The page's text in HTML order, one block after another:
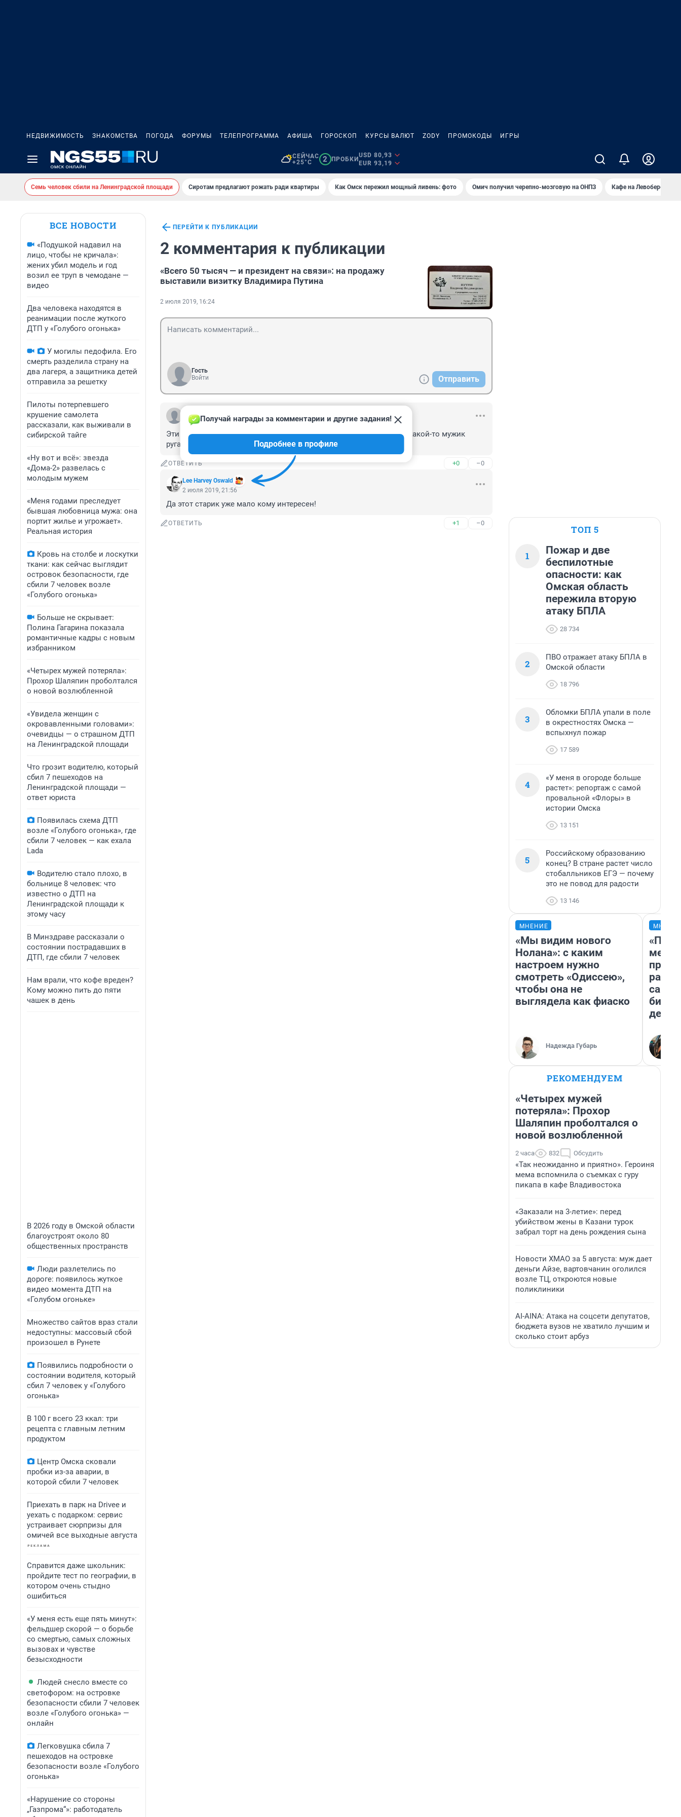
НЕДВИЖИМОСТЬ ЗНАКОМСТВА ПОГОДА ФОРУМЫ ТЕЛЕПРОГРАММА АФИША ГОРОСКОП КУРСЫ ВАЛЮТ ZODY ПРОМОКОДЫ ИГРЫ
СЕЙЧАС
+25°C
2 ПРОБКИ
USD 80,93
EUR 93,19
Семь человек сбили на Ленинградской площади Сиротам предлагают рожать ради квартиры Как Омск пережил мощный ливень: фото Омич получил черепно-мозговую на ОНПЗ Кафе на Левобережье
ВСЕ НОВОСТИ
«Подушкой надавил на
лицо, чтобы не кричала»:
жених убил модель и год
возил ее труп в чемодане —
видео
Два человека находятся в
реанимации после жуткого
ДТП у «Голубого огонька»
У могилы педофила. Его
смерть разделила страну на
два лагеря, а защитника детей
отправила за решетку
Пилоты потерпевшего
крушение самолета
рассказали, как выживали в
сибирской тайге
«Ну вот и всё»: звезда
«Дома-2» развелась с
молодым мужем
«Меня годами преследует
бывшая любовница мужа: она
портит жилье и угрожает».
Реальная история
Кровь на столбе и лоскутки
ткани: как сейчас выглядит
островок безопасности, где
сбили 7 человек возле
«Голубого огонька»
Больше не скрывает:
Полина Гагарина показала
романтичные кадры с новым
избранником
«Четырех мужей потеряла»:
Прохор Шаляпин проболтался
о новой возлюбленной
«Увидела женщин с
окровавленными головами»:
очевидцы — о страшном ДТП
на Ленинградской площади
Что грозит водителю, который
сбил 7 пешеходов на
Ленинградской площади —
ответ юриста
Появилась схема ДТП
возле «Голубого огонька», где
сбили 7 человек — как ехала
Lada
Водителю стало плохо, в
больнице 8 человек: что
известно о ДТП на
Ленинградской площади к
этому часу
В Минздраве рассказали о
состоянии пострадавших в
ДТП, где сбили 7 человек
Нам врали, что кофе вреден?
Кому можно пить до пяти
чашек в день
В 2026 году в Омской области
благоустроят около 80
общественных пространств
Люди разлетелись по
дороге: появилось жуткое
видео момента ДТП на
«Голубом огоньке»
Множество сайтов враз стали
недоступны: массовый сбой
произошел в Рунете
Появились подробности о
состоянии водителя, который
сбил 7 человек у «Голубого
огонька»
В 100 г всего 23 ккал: три
рецепта с главным летним
продуктом
Центр Омска сковали
пробки из-за аварии, в
которой сбили 7 человек
Приехать в парк на Drivee и
уехать с подарком: сервис
устраивает сюрпризы для
омичей все выходные августа
Справится даже школьник:
пройдите тест по географии, в
котором очень стыдно
ошибиться
«У меня есть еще пять минут»:
фельдшер скорой — о борьбе
со смертью, самых сложных
вызовах и чувстве
безысходности
Людей снесло вместе со
светофором: на островке
безопасности сбили 7 человек
возле «Голубого огонька» —
онлайн
Легковушка сбила 7
пешеходов на островке
безопасности возле «Голубого
огонька»
«Нарушение со стороны
„Газпрома“»: работодатель
ПЕРЕЙТИ К ПУБЛИКАЦИИ
2 комментария к публикации
«Всего 50 тысяч — и президент на связи»: на продажу
выставили визитку Владимира Путина
2 июля 2019, 16:24
Гость
Войти
Отправить
3 июля 2019, 22:14
Эти контакты уже давно нерабочие. Я по телефону позвонил, там какой-то мужик
ругаться стал. Может это Путин был.
ОТВЕТИТЬ +0 –0
Lee Harvey Oswald
Получай награды за комментарии и другие задания!
Подробнее в профиле
2 июля 2019, 21:56
Да этот старик уже мало кому интересен!
ОТВЕТИТЬ +1 –0
ТОП 5
1
Пожар и две
беспилотные
опасности: как
Омская область
пережила вторую
атаку БПЛА
28 734
2
ПВО отражает атаку БПЛА в
Омской области
18 796
3
Обломки БПЛА упали в поле
в окрестностях Омска —
вспыхнул пожар
17 589
4
«У меня в огороде больше
растет»: репортаж с самой
провальной «Флоры» в
истории Омска
13 151
5
Российскому образованию
конец? В стране растет число
стобалльников ЕГЭ — почему
это не повод для радости
13 146
МНЕНИЕ
«Мы видим нового
Нолана»: с каким
настроем нужно
смотреть «Одиссею»,
чтобы она не
выглядела как фиаско
Надежда Губарь
РЕКОМЕНДУЕМ
«Четырех мужей
потеряла»: Прохор
Шаляпин проболтался о
новой возлюбленной
2 часа 832 Обсудить
«Так неожиданно и приятно». Героиня
мема вспомнила о съемках с гуру
пикапа в кафе Владивостока
«Заказали на 3-летие»: перед
убийством жены в Казани турок
забрал торт на день рождения сына
Новости ХМАО за 5 августа: муж дает
деньги Айзе, вартовчанин оголился
возле ТЦ, откроются новые
поликлиники
AI-AINA: Атака на соцсети депутатов,
бюджета вузов не хватило лучшим и
сколько стоит арбуз